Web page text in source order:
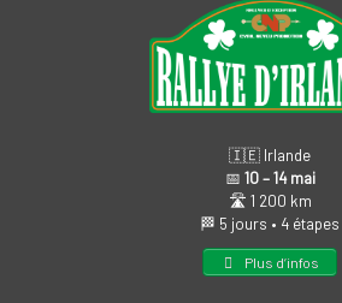
🇮🇪 Irlande
📅 10 – 14 mai
🛣️ 1 200 km
🏁 5 jours • 4 étapes
Plus d’infos